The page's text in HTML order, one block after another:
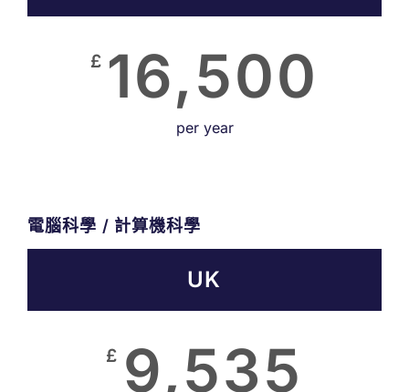
£ 16,500
per year
電腦科學 / 計算機科學
UK
£ 9,535